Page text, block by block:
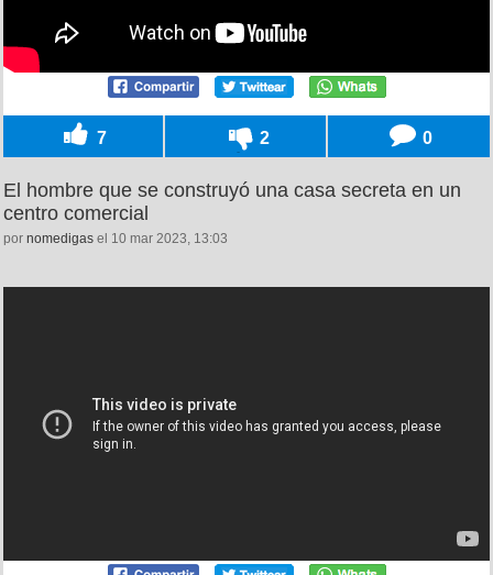
7 2 0
El hombre que se construyó una casa secreta en un
centro comercial
por nomedigas el 10 mar 2023, 13:03